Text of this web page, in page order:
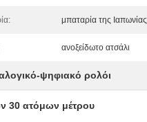
μπαταρία της Ιαπωνίας
ανοξείδωτο ατσάλι
ψηφιακό ρολόι
30 ατόμων μέτρου